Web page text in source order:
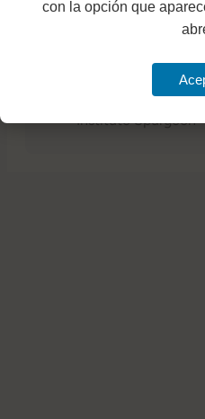
Instituto Spurgeon
con la opción que